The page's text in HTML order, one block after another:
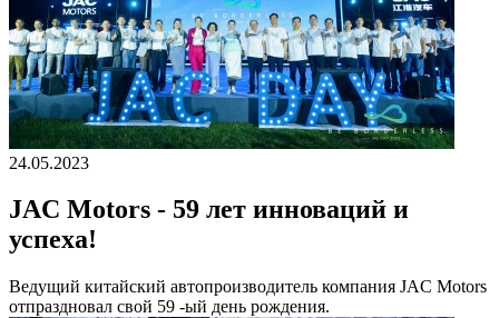
24.05.2023
JAC Motors - 59 лет инноваций и
успеха!
Ведущий китайский автопроизводитель компания JAC Motors
отпраздновал свой 59 -ый день рождения.